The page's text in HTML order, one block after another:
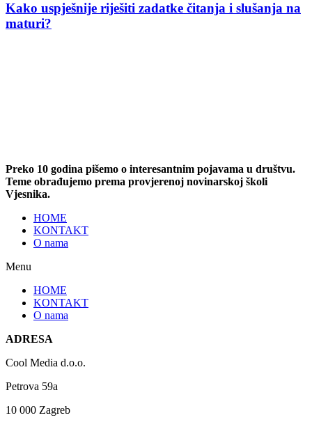
Kako uspješnije riješiti zadatke čitanja i slušanja na
maturi?
Preko 10 godina pišemo o interesantnim pojavama u društvu.
Teme obrađujemo prema provjerenoj novinarskoj školi
Vjesnika.
HOME
KONTAKT
O nama
Menu
HOME
KONTAKT
O nama
ADRESA
Cool Media d.o.o.
Petrova 59a
10 000 Zagreb